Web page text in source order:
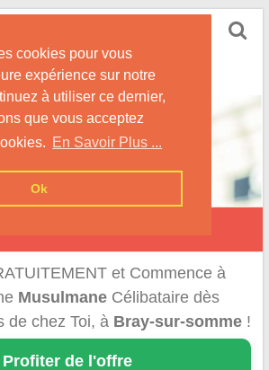
cookies pour vous
expérience sur notre
à utiliser ce dernier,
que vous acceptez
En Savoir Plus ...
Ok
pour la Rencontre d'une
et Commence à
MusulmaneCélibataire dès
de chez Toi, à Bray-sur-somme!
Profiter de l'offre